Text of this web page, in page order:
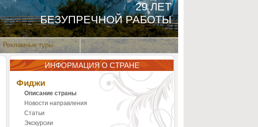
Рекламные туры
29 ЛЕТ
БЕЗУПРЕЧНОЙ РАБОТЫ
ИНФОРМАЦИЯ О СТРАНЕ
Фиджи
Описание страны
Новости направления
Статьи
Экскурсии